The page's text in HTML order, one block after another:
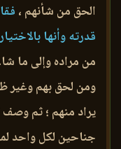
الحق من شأنهم ،
قدرته وأنها
من مراده وإلى ما
ومن لحق بهم وغير
يراد منهم ؛ ثم وصف
جناحين لكل واحد